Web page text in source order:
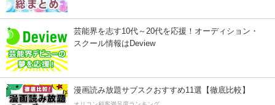
芸能界を志す10代～20代を応援！オーディション・
スクール情報はDeview
漫画読み放題サブスクおすすめ11選【徹底比較】